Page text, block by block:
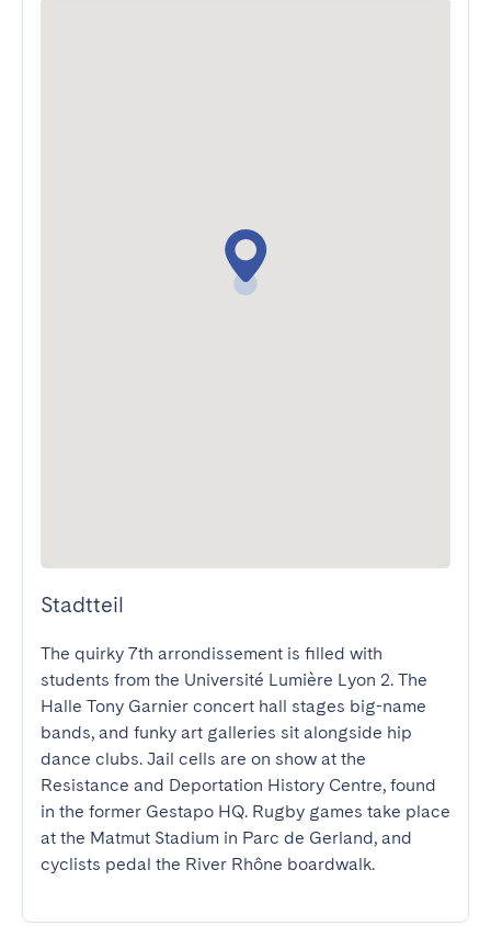
Stadtteil
The quirky 7th arrondissement is filled with
students from the Université Lumière Lyon 2. The
Halle Tony Garnier concert hall stages big-name
bands, and funky art galleries sit alongside hip
dance clubs. Jail cells are on show at the
Resistance and Deportation History Centre, found
in the former Gestapo HQ. Rugby games take place
at the Matmut Stadium in Parc de Gerland, and
cyclists pedal the River Rhône boardwalk.